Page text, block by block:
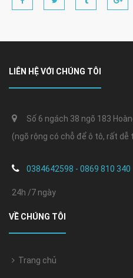
LIÊN HỆ VỚI CHÚNG TÔI
Số 6 ngách 38 ngõ 183
(ngõ rộng có chỗ để ô tô, rất dễ
0384642598 - 0869 810 340
24h /7 ngày
VỀ CHÚNG TÔI
Trang chủ